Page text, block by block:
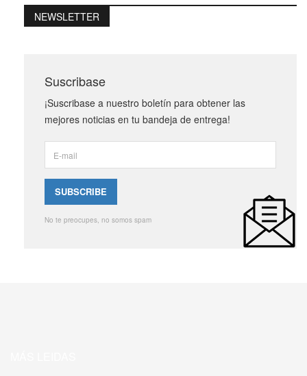
NEWSLETTER
Suscribase
¡Suscribase a nuestro boletín para obtener las
mejores noticias en tu bandeja de entrega!
No te preocupes, no somos spam